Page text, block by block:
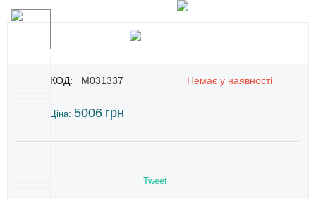
КОД: M031337 Немає у наявності
Ціна: 5006 грн
Tweet